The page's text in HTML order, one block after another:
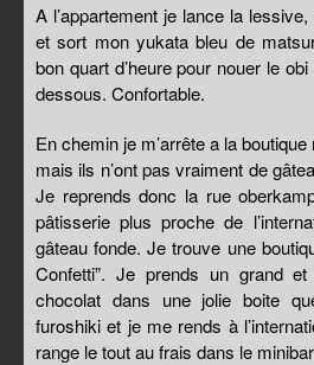
A l’appartement je lance la
et sort mon yukata bleu de
bon quart d’heure pour nouer le
dessous. Confortable.
En chemin je m’arrête a la
mais ils n’ont pas vraiment de
Je reprends donc la rue
pâtisserie plus proche de
gâteau fonde. Je trouve une
Confetti”. Je prends un grand
chocolat dans une jolie boite
furoshiki et je me rends à
range le tout au frais dans le